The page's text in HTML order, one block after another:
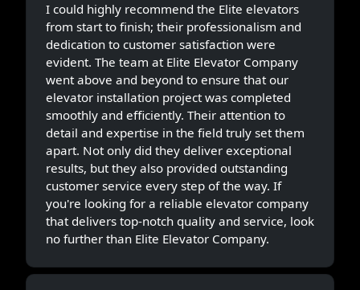
I could highly recommend the Elite elevators
from start to finish; their professionalism and
dedication to customer satisfaction were
evident. The team at Elite Elevator Company
went above and beyond to ensure that our
elevator installation project was completed
smoothly and efficiently. Their attention to
detail and expertise in the field truly set them
apart. Not only did they deliver exceptional
results, but they also provided outstanding
customer service every step of the way. If
you're looking for a reliable elevator company
that delivers top-notch quality and service, look
no further than Elite Elevator Company.